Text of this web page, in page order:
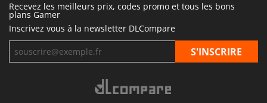
Recevez les meilleurs prix, codes promo et tous les bons
plans Gamer
Inscrivez vous à la newsletter DLCompare